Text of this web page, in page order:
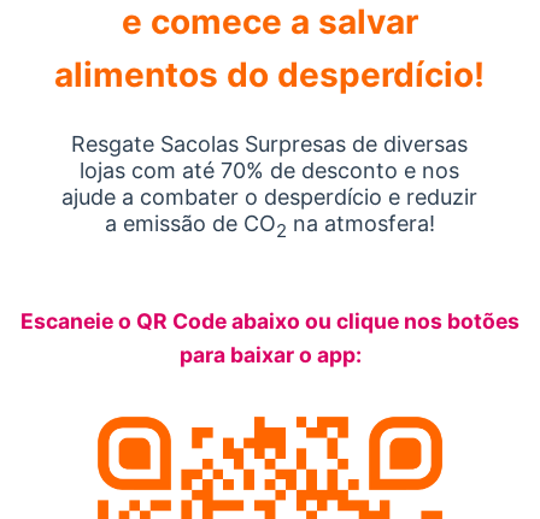
e comece a salvar
alimentos do desperdício!
Resgate Sacolas Surpresas de diversas
lojas com até 70% de desconto e nos
ajude a combater o desperdício e reduzir
a emissão de CO2 na atmosfera!
Escaneie o QR Code abaixo ou clique nos botões
para baixar o app: